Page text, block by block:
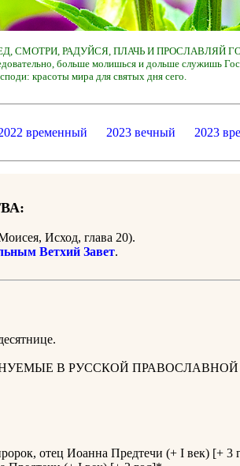
СМОТРИ, РАДУЙСЯ, ПЛАЧЬ И ПРОСЛАВЛЯЙ
больше молишься и дольше служишь
красоты мира для святых дня сего.
временный 2023 вечный 2023
Исход, глава 20).
Ветхий Завет.
.
В РУССКОЙ ПРАВОСЛАВНОЙ
отец Иоанна Предтечи (+ I век) [+ 3